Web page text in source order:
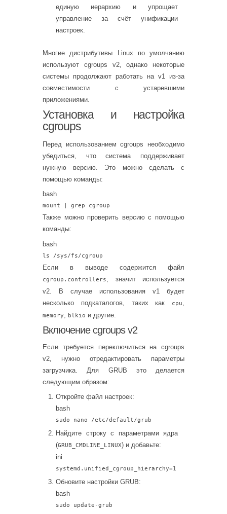
единую иерархию и упрощает
управление за счёт унификации
настроек.
Многие дистрибутивы Linux по умолчанию
используют cgroups v2, однако некоторые
системы продолжают работать на v1 из-за
совместимости с устаревшими
приложениями.
Установка и настройка
cgroups
Перед использованием cgroups необходимо
убедиться, что система поддерживает
нужную версию. Это можно сделать с
помощью команды:
bash
mount | grep cgroup
Также можно проверить версию с помощью
команды:
bash
ls /sys/fs/cgroup
Если в выводе содержится файл
cgroup.controllers
, значит используется
v2. В случае использования v1 будет
несколько подкаталогов, таких как
cpu
memory blkio и другие.
Включение cgroups v2
Если требуется переключиться на cgroups
v2, нужно отредактировать параметры
загрузчика. Для GRUB это делается
следующим образом:
Откройте файл настроек:
bash
sudo nano /etc/default/grub
Найдите строку с параметрами ядра
(GRUB_CMDLINE_LINUX) и добавьте:
ini
systemd.unified_cgroup_hierarchy=1
Обновите настройки GRUB:
bash
sudo update-grub